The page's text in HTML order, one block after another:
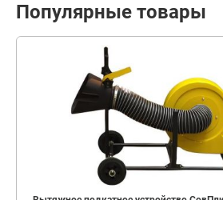
Популярные товары